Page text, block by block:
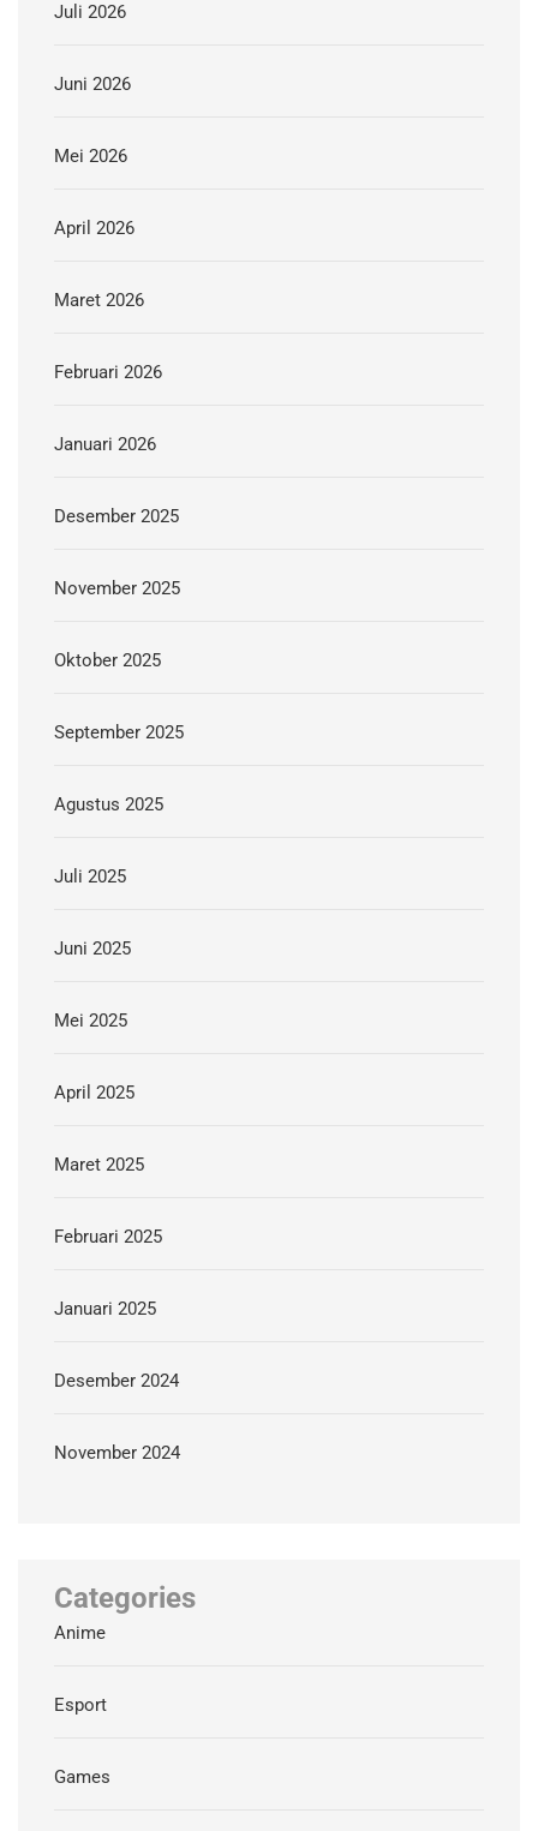
Juli 2026
Juni 2026
Mei 2026
April 2026
Maret 2026
Februari 2026
Januari 2026
Desember 2025
November 2025
Oktober 2025
September 2025
Agustus 2025
Juli 2025
Juni 2025
Mei 2025
April 2025
Maret 2025
Februari 2025
Januari 2025
Desember 2024
November 2024
Categories
Anime
Esport
Games